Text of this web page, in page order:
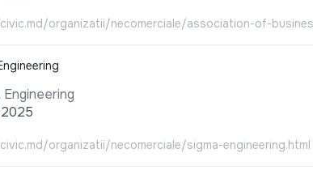
organizatii/necomerciale/association-of-
Engineering
organizatii/necomerciale/sigma-engineering.html